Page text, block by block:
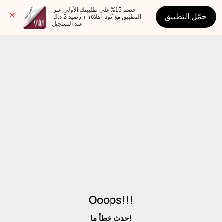
عند التسجيل
حمّل التطبيق
Ooops!!!
حدث خطأ ما!